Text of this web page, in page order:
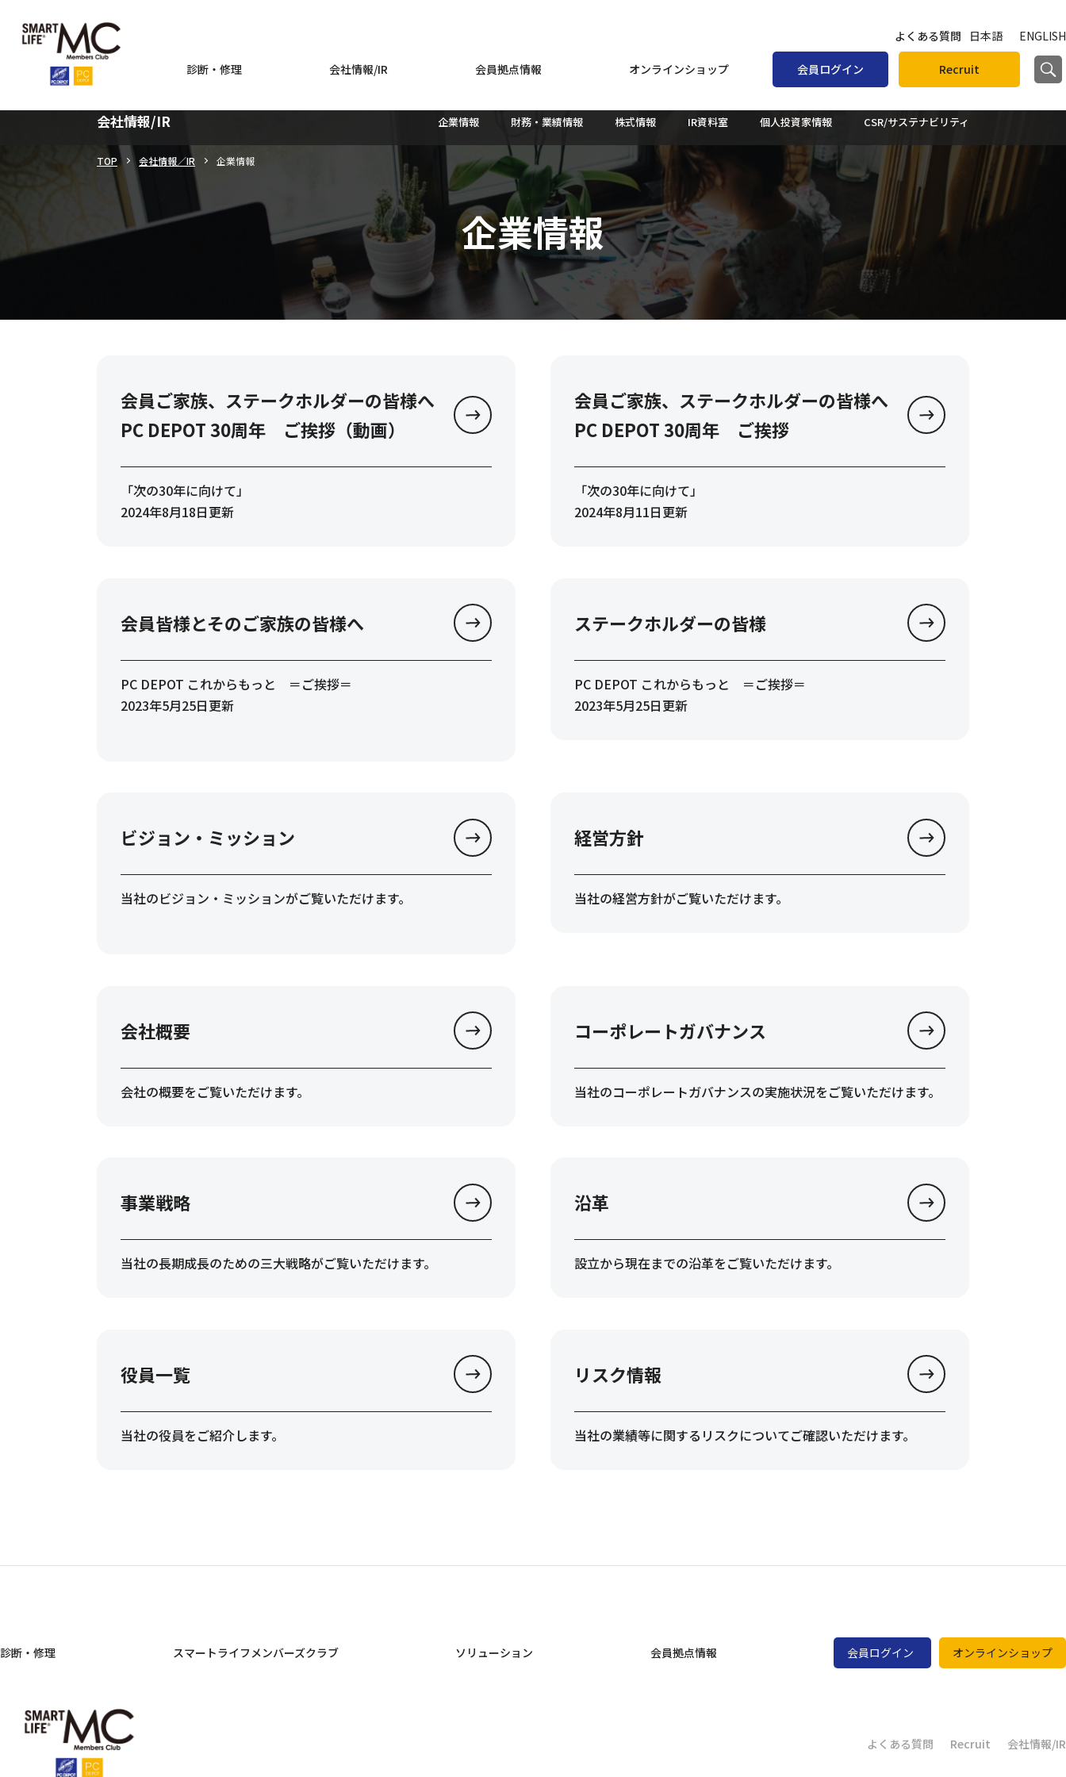
よくある質問 日本語 ENGLISH
診断・修理 会社情報/IR 会員拠点情報 オンラインショップ 会員ログイン Recruit
企業情報
TOP 会社情報／IR 企業情報
会社情報/IR 企業情報 財務・業績情報 株式情報 IR資料室 個人投資家情報 CSR/サステナビリティ
会員ご家族、ステークホルダーの皆様へ
PC DEPOT 30周年 ご挨拶（動画）
「次の30年に向けて」
2024年8月18日更新
会員ご家族、ステークホルダーの皆様へ
PC DEPOT 30周年 ご挨拶
「次の30年に向けて」
2024年8月11日更新
会員皆様とそのご家族の皆様へ
PC DEPOT これからもっと ＝ご挨拶＝
2023年5月25日更新
ステークホルダーの皆様
PC DEPOT これからもっと ＝ご挨拶＝
2023年5月25日更新
ビジョン・ミッション
当社のビジョン・ミッションがご覧いただけます。
経営方針
当社の経営方針がご覧いただけます。
会社概要
会社の概要をご覧いただけます。
コーポレートガバナンス
当社のコーポレートガバナンスの実施状況をご覧いただけます。
事業戦略
当社の長期成長のための三大戦略がご覧いただけます。
沿革
設立から現在までの沿革をご覧いただけます。
役員一覧
当社の役員をご紹介します。
リスク情報
当社の業績等に関するリスクについてご確認いただけます。
診断・修理 スマートライフメンバーズクラブ ソリューション 会員拠点情報 会員ログイン オンラインショップ
よくある質問 Recruit 会社情報/IR